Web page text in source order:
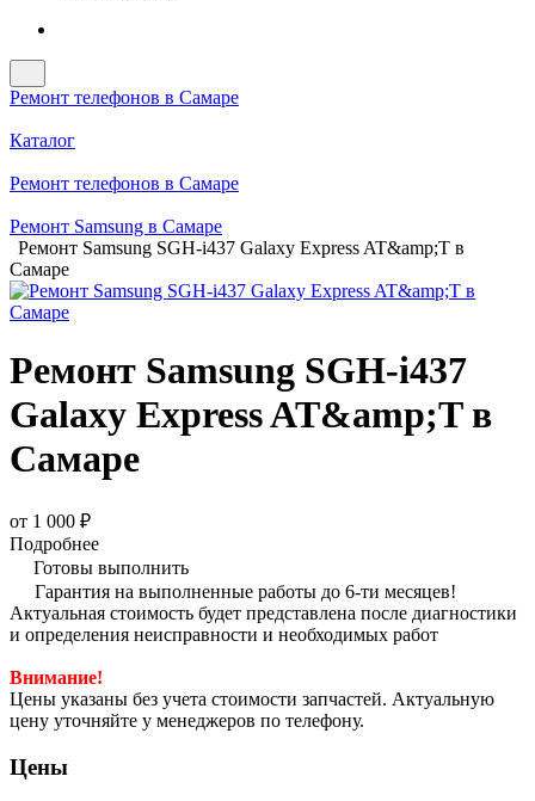
Ремонт телефонов в Самаре
Каталог
Ремонт телефонов в Самаре
Ремонт Samsung в Самаре
Ремонт Samsung SGH-i437 Galaxy Express AT&amp;T в
Самаре
Ремонт Samsung SGH-i437
Galaxy Express AT&amp;T в
Самаре
от 1 000 ₽
Подробнее
Готовы выполнить
Гарантия на выполненные работы до 6-ти месяцев!
Актуальная стоимость будет представлена после диагностики
и определения неисправности и необходимых работ
Внимание!
Цены указаны без учета стоимости запчастей. Актуальную
цену уточняйте у менеджеров по телефону.
Цены